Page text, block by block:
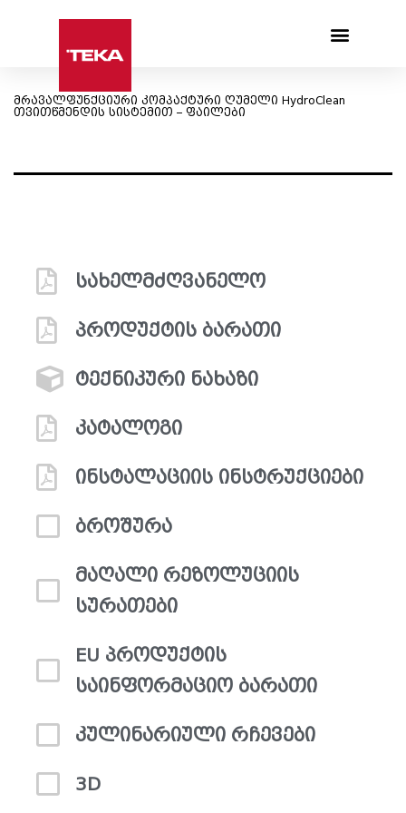
მრავალფუნქციური კომპაქტური ღუმელი HydroClean
თვითწმენდის სისტემით – ფაილები
სახელმძღვანელო
პროდუქტის ბარათი
ტექნიკური ნახაზი
კატალოგი
ინსტალაციის ინსტრუქციები
ბროშურა
მაღალი რეზოლუციის
სურათები
EU პროდუქტის
საინფორმაციო ბარათი
კულინარიული რჩევები
3D